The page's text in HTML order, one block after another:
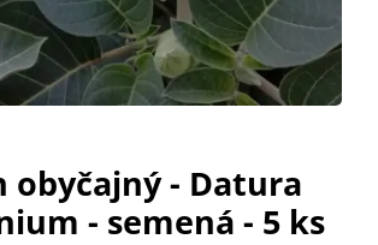
obyčajný - Datura
- semená - 5 ks